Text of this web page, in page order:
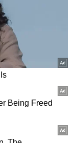
ప్రయోజనం
ప్రమాదం
తెలుగు